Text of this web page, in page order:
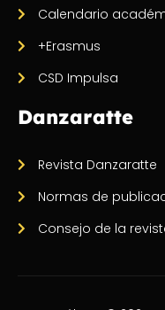
Calendario
+Erasmus
CSD Impulsa
Danzaratte
Revista Danzaratte
Normas de
Consejo de la